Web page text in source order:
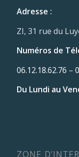
Adresse :
ZI, 31 rue du
Numéros de
06.12.18.62.76 –
Du Lundi au
ZONE